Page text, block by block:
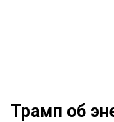
Трамп об